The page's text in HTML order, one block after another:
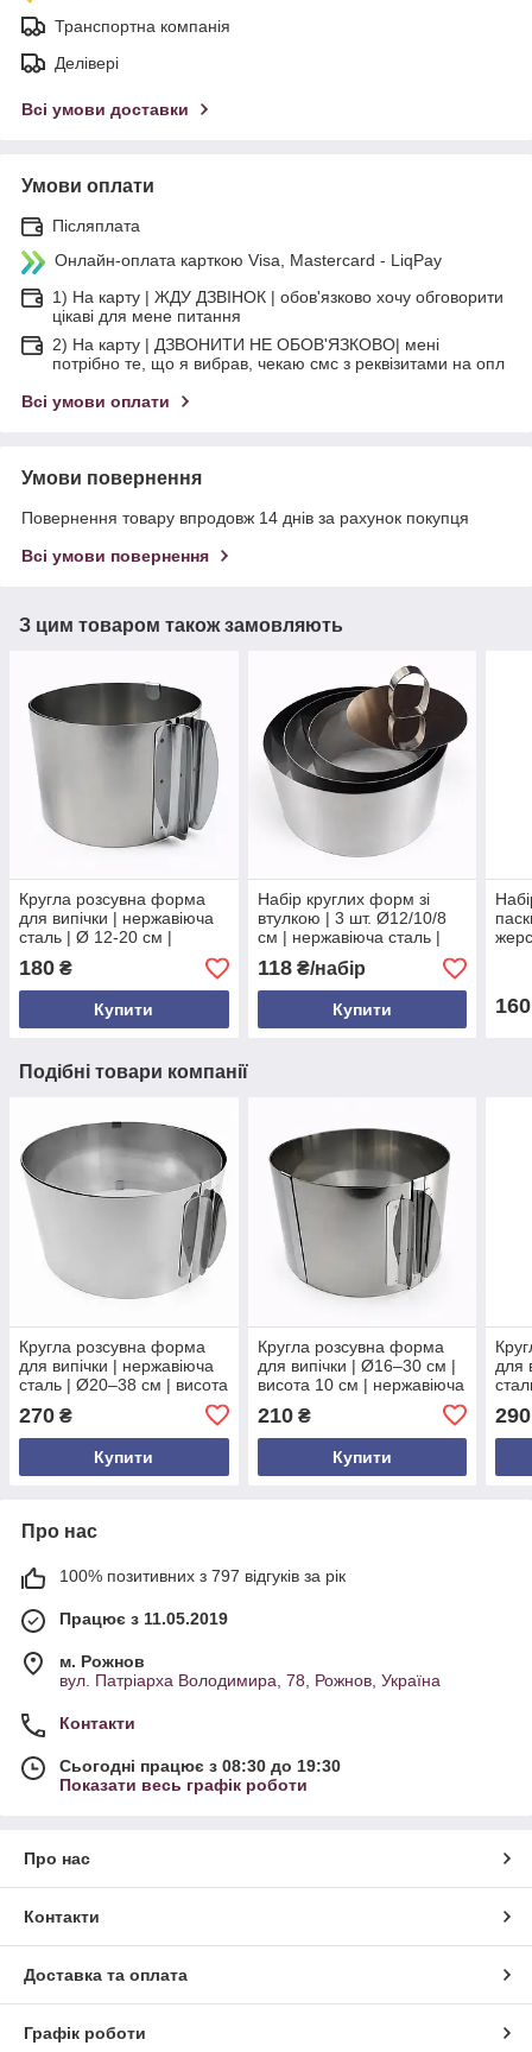
Транспортна компанія
Делівері
Всі умови доставки
Умови оплати
Післяплата
Онлайн-оплата карткою Visa, Mastercard - LiqPay
1) На карту | ЖДУ ДЗВІНОК | обов'язково хочу обговорити
цікаві для мене питання
2) На карту | ДЗВОНИТИ НЕ ОБОВ'ЯЗКОВО| мені
потрібно те, що я вибрав, чекаю смс з реквізитами на опл
Всі умови оплати
Умови повернення
Повернення товару впродовж 14 днів за рахунок покупця
Всі умови повернення
З цим товаром також замовляють
Кругла розсувна форма
для випічки | нержавіюча
сталь | Ø 12-20 см |
висота 8 см | без дна |
розсувна | міцна і
універсальна
180 ₴
Купити
Набір круглих форм зі
втулкою | 3 шт. Ø12/10/8
см | нержавіюча сталь |
висота 4.9 см | для тортів,
салатів, десертів
118₴/набір
Купити 160
Подібні товари компанії
Кругла розсувна форма
для випічки | нержавіюча
сталь | Ø20–38 см | висота
роз’ємними замками | для
тортів
270 ₴
Купити
Кругла розсувна форма
для випічки | Ø16–30 см |
висота 10 см | нержавіюча
регульована |
універсальна
210₴
Купити
для
290
Про нас
100% позитивних з 797 відгуків за рік
Працює з 11.05.2019
м. Рожнов
вул. Патріарха Володимира, 78, Рожнов, Україна
Контакти
Сьогодні працює з 08:30 до 19:30
Показати весь графік роботи
Про нас
Контакти
Доставка та оплата
Графік роботи